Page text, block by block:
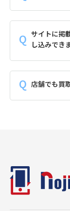
サイトに掲
し込みでき
店舗でも買